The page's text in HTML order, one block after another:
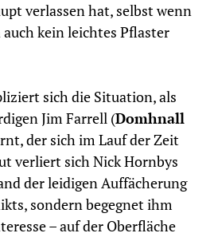
verlassen hat, selbst wenn
kein leichtes Pflaster
sich die Situation, als
Jim Farrell (Domhnall
der sich im Lauf der Zeit
verliert sich Nick Hornbys
der leidigen Auffächerung
sondern begegnet ihm
– auf der Oberfläche